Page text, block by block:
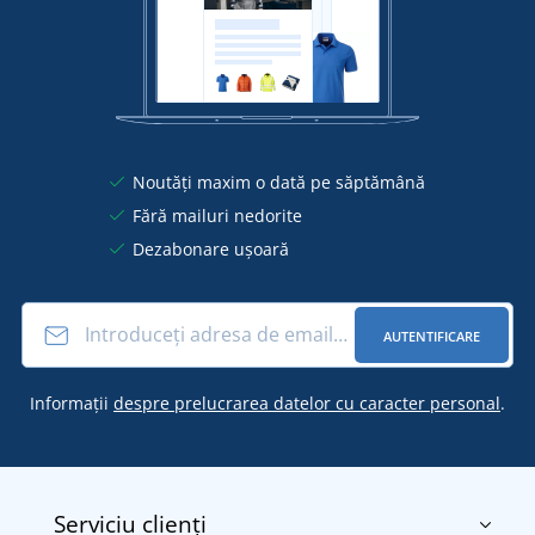
Noutăți maxim o dată pe săptămână
Fără mailuri nedorite
Dezabonare ușoară
AUTENTIFICARE
Informații despre prelucrarea datelor cu caracter personal.
Serviciu clienți